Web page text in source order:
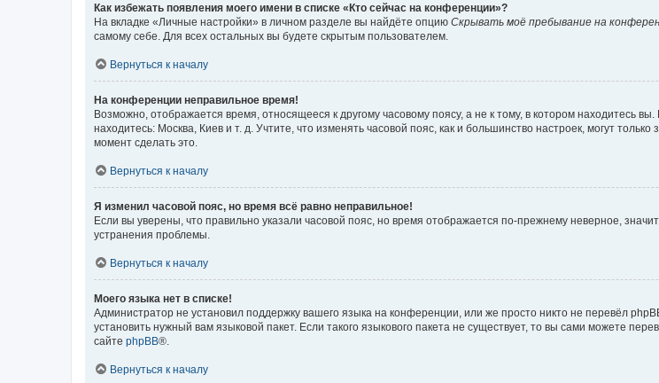
Как избежать появления моего имени в списке «Кто сейчас на конференции»?
На вкладке «Личные настройки» в личном разделе вы найдёте опцию Скрывать моё пребывание на
самому себе. Для всех остальных вы будете скрытым пользователем.
Вернуться к началу
На конференции неправильное время!
Возможно, отображается время, относящееся к другому часовому поясу, а не к тому, в котором находитесь
находитесь: Москва, Киев и т. д. Учтите, что изменять часовой пояс, как и большинство настроек, могут
момент сделать это.
Вернуться к началу
Я изменил часовой пояс, но время всё равно неправильное!
Если вы уверены, что правильно указали часовой пояс, но время отображается по-прежнему неверное,
устранения проблемы.
Вернуться к началу
Моего языка нет в списке!
Администратор не установил поддержку вашего языка на конференции, или же просто никто не перевёл
установить нужный вам языковой пакет. Если такого языкового пакета не существует, то вы сами можете
сайте phpBB®.
Вернуться к началу